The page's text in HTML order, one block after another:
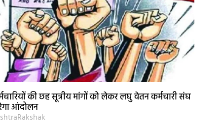
की छह सूत्रीय मांगों को लेकर लघु वेतन कर्मचारी संघ
आंदोलन